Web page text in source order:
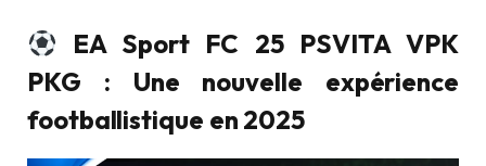
EA Sport FC 25 PSVITA VPK
PKG : Une nouvelle expérience
footballistique en 2025